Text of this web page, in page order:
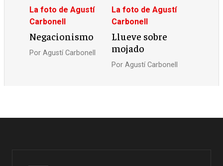
La foto de Agustí
Carbonell
Negacionismo
PorAgustí Carbonell
La foto de Agustí
Carbonell
Llueve sobre
mojado
Por Agustí Carbonell